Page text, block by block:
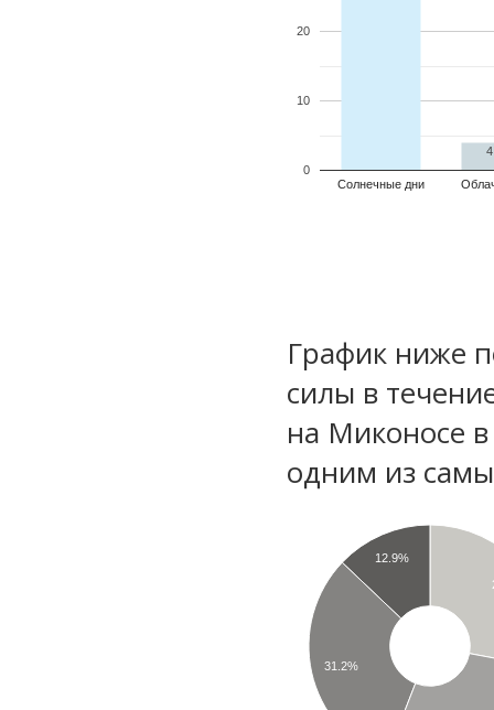
Солнечные дни
0
10
20
График ниже
силы в
на Миконосе
одним из
12.9%
31.2%